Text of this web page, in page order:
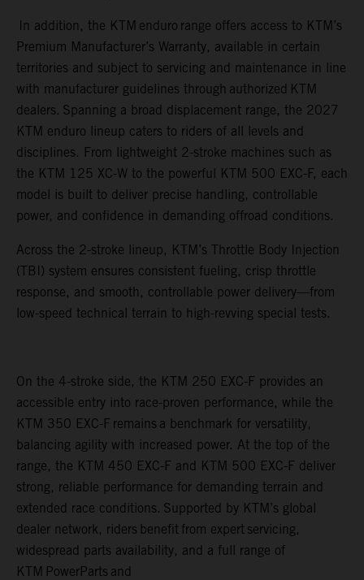
In addition, the KTM enduro range offers access to KTM’s
Premium Manufacturer’s Warranty, available in certain
territories and subject to servicing and maintenance in line
with manufacturer guidelines through authorized KTM
dealers. Spanning a broad displacement range, the 2027
KTM enduro lineup caters to riders of all levels and
disciplines. From lightweight 2-stroke machines such as
the KTM 125 XC-W to the powerful KTM 500 EXC-F, each
model is built to deliver precise handling, controllable
power, and confidence in demanding offroad conditions.
Across the 2-stroke lineup, KTM’s Throttle Body Injection
(TBI) system ensures consistent fueling, crisp throttle
response, and smooth, controllable power delivery—from
low-speed technical terrain to high-revving special tests.
On the 4-stroke side, the KTM 250 EXC-F provides an
accessible entry into race-proven performance, while the
KTM 350 EXC-F remains a benchmark for versatility,
balancing agility with increased power. At the top of the
range, the KTM 450 EXC-F and KTM 500 EXC-F deliver
strong, reliable performance for demanding terrain and
extended race conditions. Supported by KTM’s global
dealer network, riders benefit from expert servicing,
widespread parts availability, and a full range of
KTM PowerParts and